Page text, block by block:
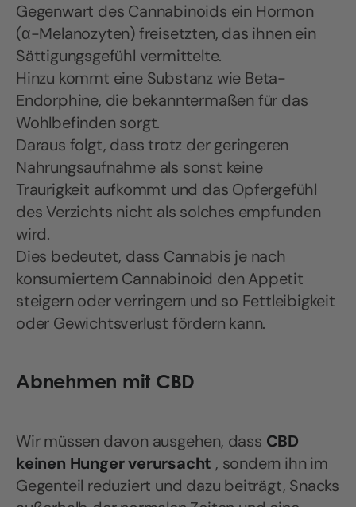
Gegenwart des Cannabinoids ein Hormon
(α-Melanozyten) freisetzten, das ihnen ein
Sättigungsgefühl vermittelte.
Hinzu kommt eine Substanz wie Beta-
Endorphine, die bekanntermaßen für das
Wohlbefinden sorgt.
Daraus folgt, dass trotz der geringeren
Nahrungsaufnahme als sonst keine
Traurigkeit aufkommt und das Opfergefühl
des Verzichts nicht als solches empfunden
wird.
Dies bedeutet, dass Cannabis je nach
konsumiertem Cannabinoid den Appetit
steigern oder verringern und so Fettleibigkeit
oder Gewichtsverlust fördern kann.
Abnehmen mit CBD
Wir müssen davon ausgehen, dass CBD
keinen Hunger verursacht , sondern ihn im
Gegenteil reduziert und dazu beiträgt, Snacks